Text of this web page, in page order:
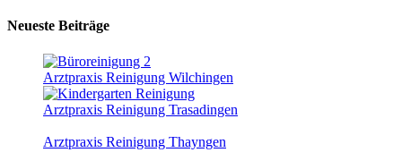
Neueste Beiträge
Arztpraxis Reinigung Wilchingen
Arztpraxis Reinigung Trasadingen
Arztpraxis Reinigung Thayngen